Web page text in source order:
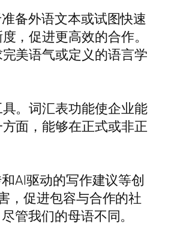
备外语文本或试图快速
，促进更高效的合作。
美语气或定义的语言学
。词汇表功能使企业能
面，能够在正式或非正
AI驱动的写作建议等创
，促进包容与合作的社
管我们的母语不同。